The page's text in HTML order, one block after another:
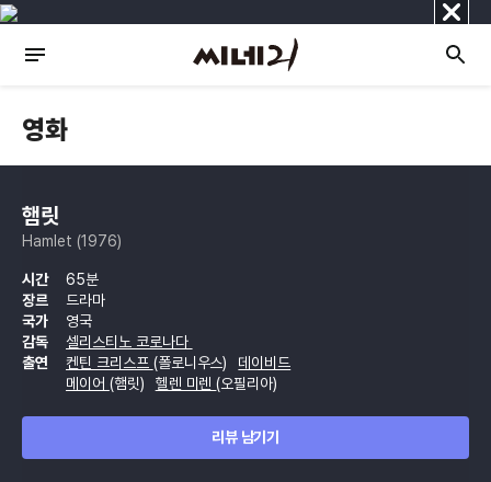
닫
기
영화
햄릿
Hamlet (1976)
시간
65분
장르
드라마
국가
영국
감독
셀리스티노 코로나다
출연
켄틴 크리스프 (폴로니우스)
데이비드
메이어 (햄릿) 헬렌 미렌(오필리아)
리뷰 남기기